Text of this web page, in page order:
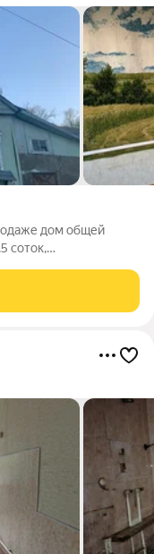
дом общей
соток,
) В доме 3 комнаты,